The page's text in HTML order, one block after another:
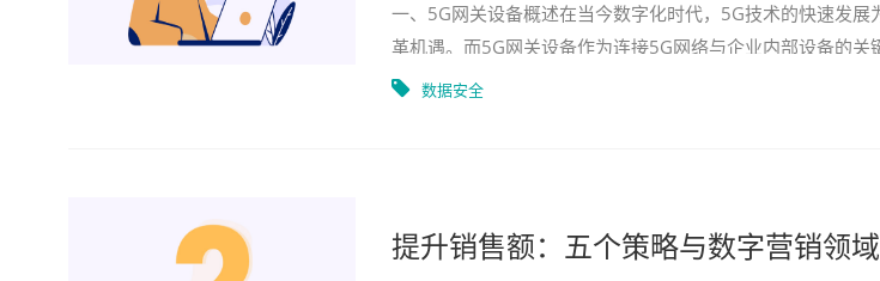
一、5G网关设备概述在当今数字化时代，5G技术的快速发展
革机遇。而5G网关设备作为连接5G网络与企业内部设备的关
现智能升级的重要选择。5G网关设备不仅能
数据安全
提升销售额：五个策略与数字营销领